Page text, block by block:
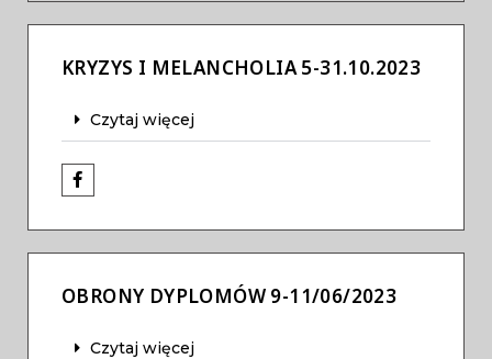
KRYZYS I MELANCHOLIA 5-31.10.2023
Czytaj więcej
OBRONY DYPLOMÓW 9-11/06/2023
Czytaj więcej